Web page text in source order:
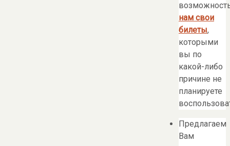
нам свои
билеты,
которыми
вы по
какой-либо
причине не
планируете
Предлагаем
Вам